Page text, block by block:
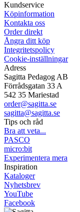
Kundservice
Köpinformation
Kontakta oss
Order direkt
Ångra ditt köp
Integritetspolicy
Cookie-inställningar
Adress
Sagitta Pedagog AB
Förrådsgatan 33 A
542 35 Mariestad
order@sagitta.se
sagitta@sagitta.se
Tips och råd
Bra att veta...
PASCO
micro:bit
Experimentera mera
Inspiration
Kataloger
Nyhetsbrev
YouTube
Facebook